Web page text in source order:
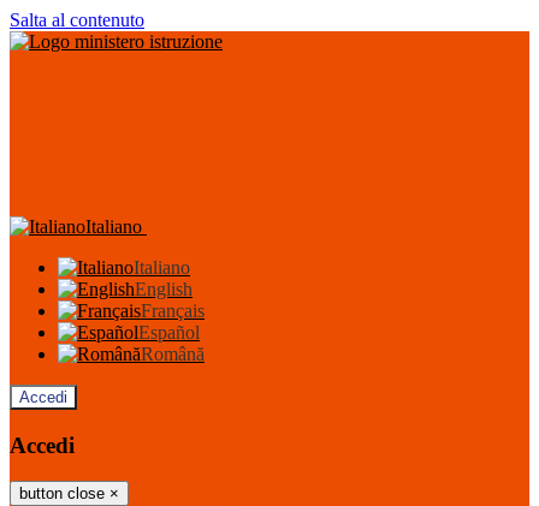
Salta al contenuto
Italiano
Italiano
English
Français
Español
Română
Accedi
Accedi
button close ×